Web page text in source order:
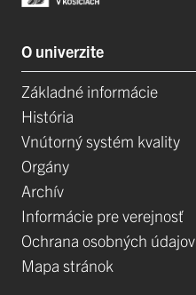
O univerzite
Základné informácie
História
Vnútorný systém kvality
Orgány
Archív
Informácie pre verejnosť
Ochrana osobných údajov
Mapa stránok